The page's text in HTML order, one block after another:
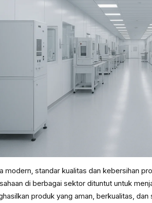
modern, standar kualitas dan kebersihan
di berbagai sektor dituntut untuk
produk yang aman, berkualitas,